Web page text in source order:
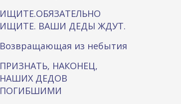
ИЩИТЕ.ОБЯЗАТЕЛЬНО
ИЩИТЕ. ВАШИ ДЕДЫ ЖДУТ.
Возвращающая из небытия
ПРИЗНАТЬ, НАКОНЕЦ,
НАШИХ ДЕДОВ
ПОГИБШИМИ